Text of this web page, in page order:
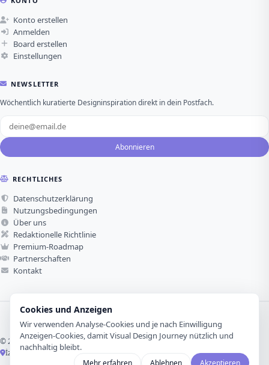
Cookies und Anzeigen
Wir verwenden Analyse-Cookies und je nach Einwilligung
Anzeigen-Cookies, damit Visual Design Journey nützlich und
nachhaltig bleibt.
Mehr erfahren Ablehnen Akzeptieren
Konto erstellen
Anmelden
Board erstellen
Einstellungen
NEWSLETTER
Wöchentlich kuratierte Designinspiration direkt in dein Postfach.
Abonnieren
RECHTLICHES
Datenschutzerklärung
Nutzungsbedingungen
Über uns
Redaktionelle Richtlinie
Premium-Roadmap
Partnerschaften
Kontakt
© 2026 Visual Design Journey. Alle Rechte vorbehalten.
İzmir, Türkiye ·
Mit Liebe für visuelles Design gemacht